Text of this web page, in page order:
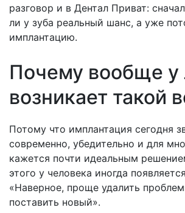
разговор и в Дентал Приват:
ли у зуба реальный шанс, а уже
имплантацию.
Почему вообще у
возникает такой
Потому что имплантация сегодня
современно, убедительно и для
кажется почти идеальным
этого у человека иногда
«Наверное, проще удалить
поставить новый».